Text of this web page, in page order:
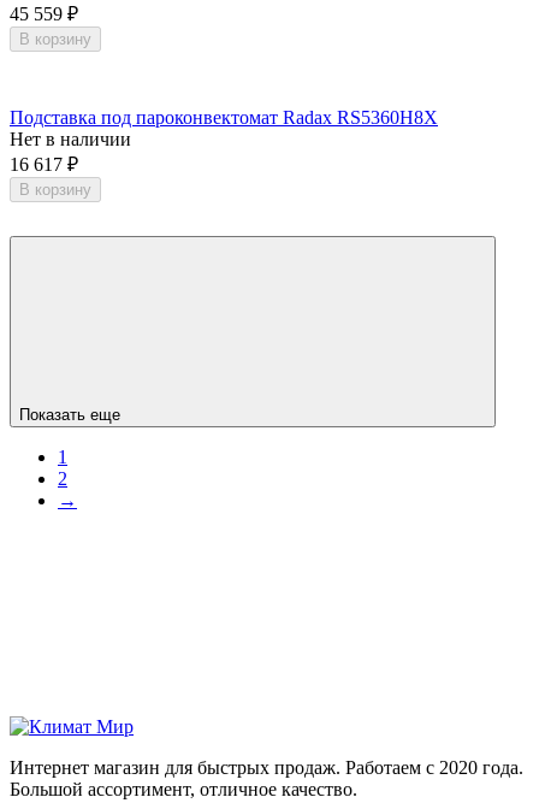
45 559 ₽
В корзину
Подставка под пароконвектомат Radax RS5360H8X
Нет в наличии
16 617 ₽
В корзину
Показать еще
1
2
→
Интернет магазин для быстрых продаж. Работаем с 2020 года.
Большой ассортимент, отличное качество.